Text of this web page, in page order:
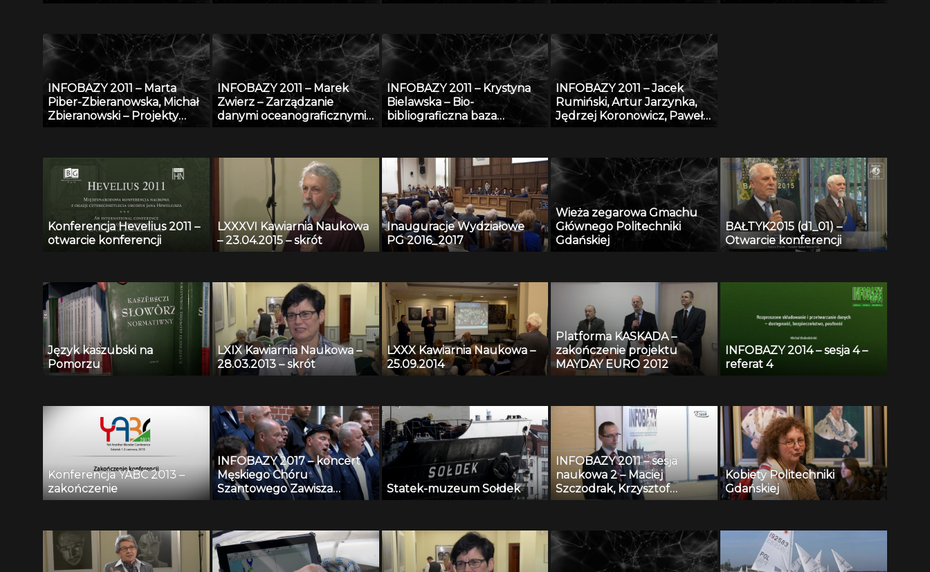
ochrony człowieka w
środowisku pracy
Węglarz, Kacper Zdanowicz
– Raportowanie do
regionalnego nadzoru
specjalistycznego w oparciu
o bazę anonimowych
przypadków medycznych
atmosferycznych
INFOBAZY 2011 – Marta
Piber-Zbieranowska, Michał
Zbieranowski – Projekty
przy użyciu systemu GIS:
Mazowsze i woj. kaliskie do
końca XVI w.
INFOBAZY 2011 – Marek
Zwierz – Zarządzanie
danymi oceanograficznymi
Danych Oceanograficznych
INFOBAZY 2011 – Krystyna
Bielawska – Bio-
bibliograficzna baza
wieku – historia i stan
obecny
INFOBAZY 2011 – Jacek
Rumiński, Artur Jarzynka,
Jędrzej Koronowicz, Paweł
Konferencja Hevelius 2011 –
otwarcie konferencji
LXXXVI Kawiarnia Naukowa
– 23.04.2015 – skrót
Inauguracje Wydziałowe
PG 2016_2017
Wieża zegarowa Gmachu
Głównego Politechniki
Gdańskiej
BAŁTYK2015 (d1_01) –
Otwarcie konferencji
Język kaszubski na
Pomorzu
LXIX Kawiarnia Naukowa –
28.03.2013 – skrót
LXXX Kawiarnia Naukowa –
25.09.2014
Platforma KASKADA –
zakończenie projektu
MAYDAY EURO 2012
INFOBAZY 2014 – sesja 4 –
referat 4
Konferencja YABC 2013 –
zakończenie
INFOBAZY 2017 – koncert
Męskiego Chóru
Szantowego Zawisza
Czarny
Statek-muzeum Sołdek
INFOBAZY 2011 – sesja
naukowa 2 – Maciej
Szczodrak, Krzysztof
Kopaczewski, Andrzej
Krawczyk – Repozytorium
nagrań testowych i
algorytmy wspomagania
Kobiety Politechniki
Gdańskiej